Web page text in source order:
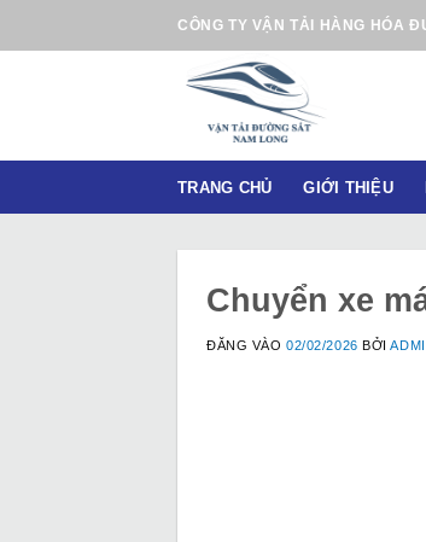
n
CÔNG TY VẬN TẢI HÀNG HÓA
TRANG CHỦ GIỚI THIỆU
Chuyển xe
ĐĂNG VÀO02/02/2026 BỞI